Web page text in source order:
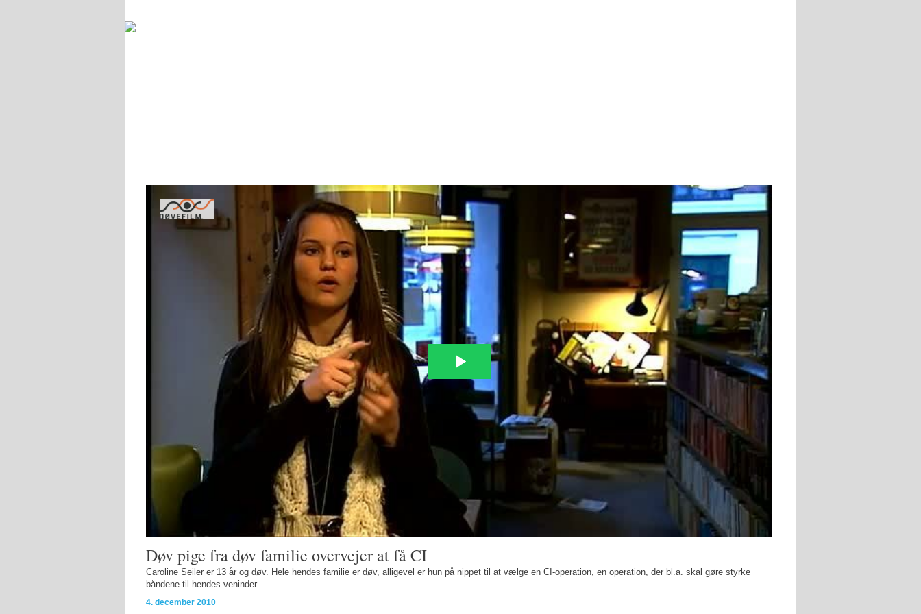
Døv pige fra døv familie overvejer at få CI
Caroline Seiler er 13 år og døv. Hele hendes familie er døv, alligevel er hun på nippet til at vælge en CI-operation, en operation, der bl.a. skal gøre styrke
båndene til hendes veninder.
4. december 2010